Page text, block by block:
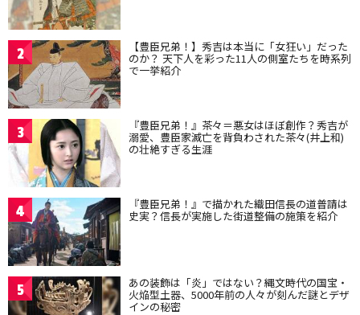
2 【豊臣兄弟！】秀吉は本当に「女狂い」だった
のか？ 天下人を彩った11人の側室たちを時系列
で一挙紹介
3 『豊臣兄弟！』茶々＝悪女はほぼ創作？秀吉が
溺愛、豊臣家滅亡を背負わされた茶々(井上和)
の壮絶すぎる生涯
4 『豊臣兄弟！』で描かれた織田信長の道普請は
史実？信長が実施した街道整備の施策を紹介
5 あの装飾は「炎」ではない？縄文時代の国宝・
火焔型土器、5000年前の人々が刻んだ謎とデザ
インの秘密